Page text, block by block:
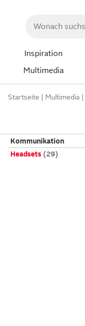
Inspiration
Multimedia
Startseite Multimedia
Kommunikation
Headsets